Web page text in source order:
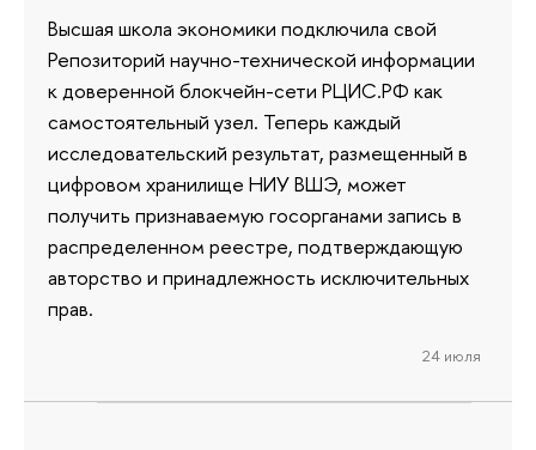
Высшая школа экономики подключила свой
Репозиторий научно-технической информации
к доверенной блокчейн-сети РЦИС.РФ как
самостоятельный узел. Теперь каждый
исследовательский результат, размещенный в
цифровом хранилище НИУ ВШЭ, может
получить признаваемую госорганами запись в
распределенном реестре, подтверждающую
авторство и принадлежность исключительных
прав.
24 июля